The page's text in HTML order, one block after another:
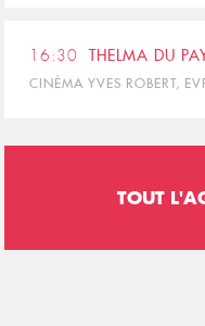
16:30 THELMA DU
CINÉMA YVES ROBERT,
TOUT